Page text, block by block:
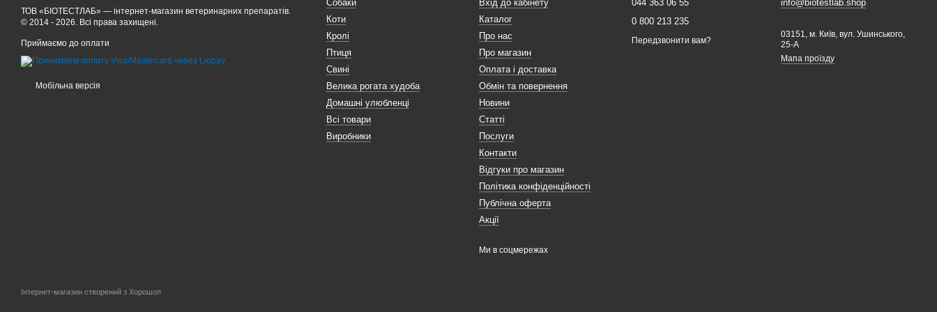
ТОВ «БІОТЕСТЛАБ» — інтернет-магазин ветеринарних препаратів.
© 2014 - 2026. Всі права захищені.
Приймаємо до оплати
Мобільна версія
Інтернет-магазин створений з Хорошоп
Собаки
Коти
Кролі
Птиця
Свині
Велика рогата худоба
Домашні улюбленці
Всі товари
Виробники
Вхід до кабінету
Каталог
Про нас
Про магазин
Оплата і доставка
Обмін та повернення
Новини
Статті
Послуги
Контакти
Відгуки про магазин
Політика конфіденційності
Публічна оферта
Акції
Ми в соцмережах
044 363 06 55
0 800 213 235
Передзвонити вам?
info@biotestlab.shop
03151, м. Київ, вул. Ушинського,
25-A
Мапа проїзду